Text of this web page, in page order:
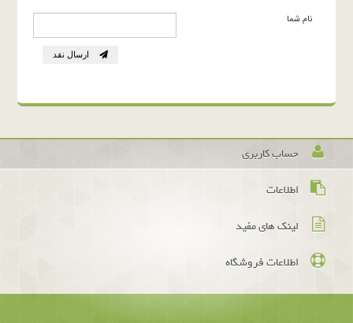
نام شما
ارسال نقد
حساب کاربری
اطلاعات
لینک های مفید
اطلاعات فروشگاه